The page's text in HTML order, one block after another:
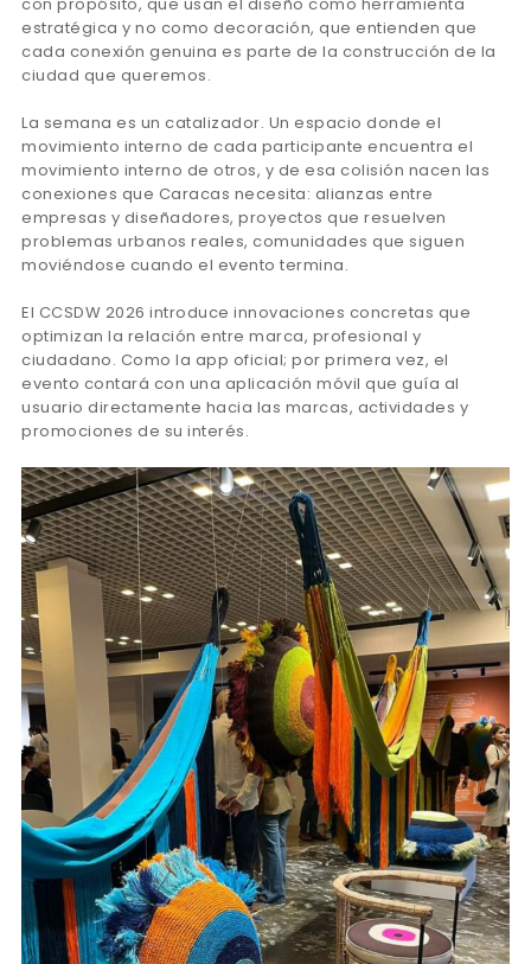
con propósito, que usan el diseño como herramienta
estratégica y no como decoración, que entienden que
cada conexión genuina es parte de la construcción de la
ciudad que queremos.
La semana es un catalizador. Un espacio donde el
movimiento interno de cada participante encuentra el
movimiento interno de otros, y de esa colisión nacen las
conexiones que Caracas necesita: alianzas entre
empresas y diseñadores, proyectos que resuelven
problemas urbanos reales, comunidades que siguen
moviéndose cuando el evento termina.
El CCSDW 2026 introduce innovaciones concretas que
optimizan la relación entre marca, profesional y
ciudadano. Como la app oficial; por primera vez, el
evento contará con una aplicación móvil que guía al
usuario directamente hacia las marcas, actividades y
promociones de su interés.